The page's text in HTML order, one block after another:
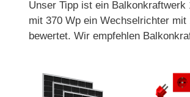
Unser Tipp ist ein
mit 370 Wp ein Wechselrichter
bewertet. Wir empfehlen